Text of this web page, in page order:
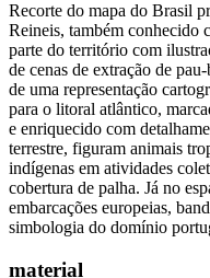
Recorte do mapa do Brasil
Reineis, também conhecido
parte do território com
de cenas de extração de
de uma representação
para o litoral atlântico,
e enriquecido com
terrestre, figuram animais
indígenas em atividades
cobertura de palha. Já no
embarcações europeias,
simbologia do domínio
material